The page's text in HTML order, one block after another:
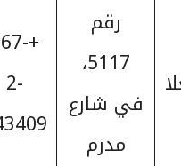
رقم
5117،
في شارع
مدرم
2-